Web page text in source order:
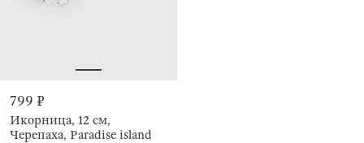
799 ₽
Икорница, 12 см,
Черепаха, Paradise island